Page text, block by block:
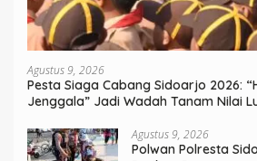
Agustus 9, 2026
Pesta Siaga Cabang Sidoarjo 2026:
Jenggala” Jadi Wadah Tanam Nilai
Agustus 9, 2026
Polwan Polresta